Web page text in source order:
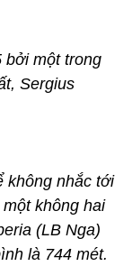
bởi một trong
Sergius
không nhắc tới
không hai
(LB Nga)
là 744 mét.